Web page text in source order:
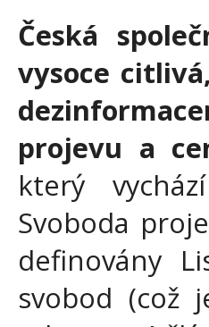
Česká
vysoce
projevu a
který
Svoboda
definovány
svobod (což